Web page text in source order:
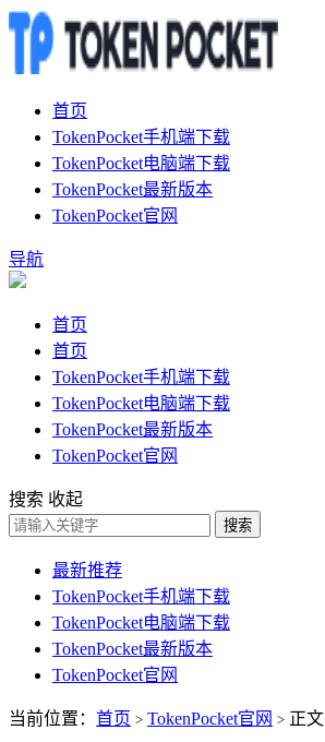
首页
TokenPocket手机端下载
TokenPocket电脑端下载
TokenPocket最新版本
TokenPocket官网
导航
首页
首页
TokenPocket手机端下载
TokenPocket电脑端下载
TokenPocket最新版本
TokenPocket官网
搜索 收起
搜索
最新推荐
TokenPocket手机端下载
TokenPocket电脑端下载
TokenPocket最新版本
TokenPocket官网
当前位置： 首页 > TokenPocket官网 > 正文